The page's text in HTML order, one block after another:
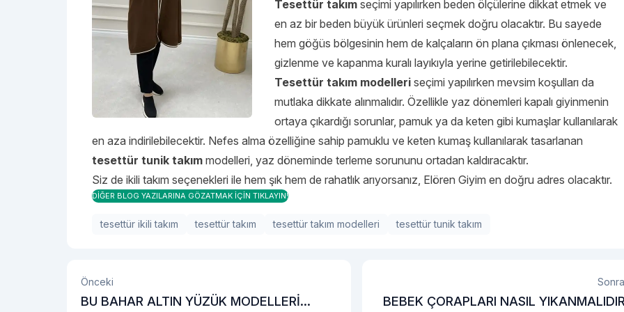
Tesettür takım seçimi yapılırken beden ölçülerine dikkat etmek ve
en az bir beden büyük ürünleri seçmek doğru olacaktır. Bu sayede
hem göğüs bölgesinin hem de kalçaların ön plana çıkması önlenecek,
gizlenme ve kapanma kuralı layıkıyla yerine getirilebilecektir.
Tesettür takım modelleri seçimi yapılırken mevsim koşulları da
mutlaka dikkate alınmalıdır. Özellikle yaz dönemleri kapalı giyinmenin
ortaya çıkardığı sorunlar, pamuk ya da keten gibi kumaşlar kullanılarak
en aza indirilebilecektir. Nefes alma özelliğine sahip pamuklu ve keten kumaş kullanılarak tasarlanan
tesettür tunik takım modelleri, yaz döneminde terleme sorununu ortadan kaldıracaktır.
Siz de ikili takım seçenekleri ile hem şık hem de rahatlık arıyorsanız, Elören Giyim en doğru adres olacaktır.
DİĞER BLOG YAZILARINA GÖZATMAK İÇİN TIKLAYIN!
tesettür ikili takım tesettür takım tesettür takım modelleri tesettür tunik takım
Önceki
BU BAHAR ALTIN YÜZÜK MODELLERİ
BEBEK ÇORAPLARI NASIL